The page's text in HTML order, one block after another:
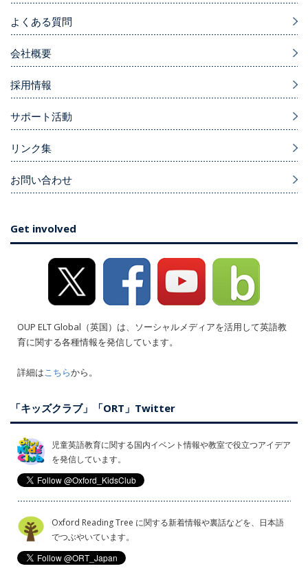
よくある質問
会社概要
採用情報
サポート活動
リンク集
お問い合わせ
Get involved
OUP ELT Global（英国）は、ソーシャルメディアを活用して英語教
育に関する各種情報を発信しています。
詳細はこちらから。
「キッズクラブ」「ORT」Twitter
児童英語教育に関する国内イベント情報や教室で役立つアイデア
を発信しています。
Oxford Reading Tree に関する新着情報や裏話などを、日本語
でつぶやいています。